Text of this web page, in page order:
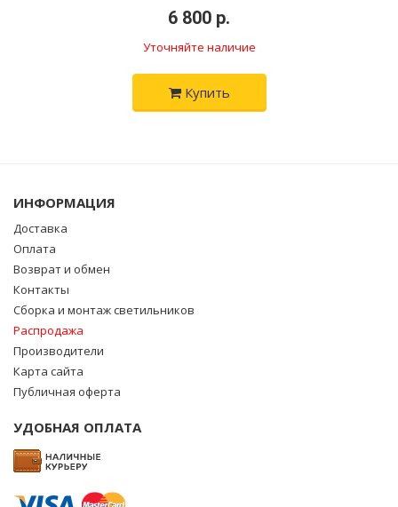
6 800 р.
Уточняйте наличие
Купить
ИНФОРМАЦИЯ
Доставка
Оплата
Возврат и обмен
Контакты
Сборка и монтаж светильников
Распродажа
Производители
Карта сайта
Публичная оферта
УДОБНАЯ ОПЛАТА